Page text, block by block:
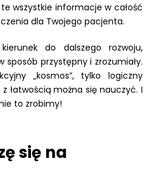
wszystkie informacje w całość
dla Twojego pacjenta.
do dalszego rozwoju,
przystępny i zrozumiały.
„kosmos”, tylko logiczny
łatwością można się nauczyć. I
to zrobimy!
się na